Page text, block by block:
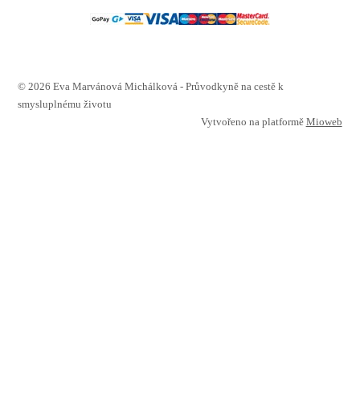
© 2026 Eva Marvánová Michálková - Průvodkyně na cestě k
smysluplnému životu
Vytvořeno na platformě Mioweb